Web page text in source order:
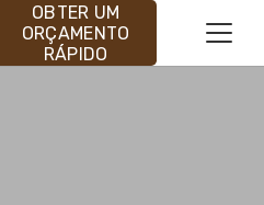
OBTER UM
ORÇAMENTO
RÁPIDO